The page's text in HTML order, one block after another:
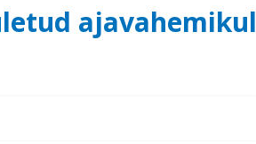
ajavahemikul